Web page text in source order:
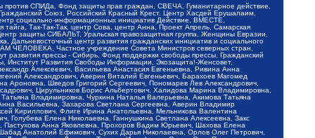
СПИДа, Фонд защиты прав граждан, СВЕЧА, Гуманитарное действие,
Союз, Российский Красный Крест, Центр Хасдей Ерушалаим,
социально-информационных инициатив Действие, ВМЕСТЕ,
Так-Так-Так, центр Сова, центр Анна, Проект Апрель, Самарская
защиты СИБАЛЬТ, Уральская правозащитная группа, Женщины Евразии,
Дальневосточный центр развития гражданских инициатив и социального
ЧЕЛОВЕКА, Частное учреждение Совета Министров северных стран,
прессы - Сибирь, Фонд поддержки свободы прессы, Гражданский
Институт Развития Свободы Информации, Экозащита!-Женсовет,
Алексеевич, Васильева Анастасия Евгеньевна, Ривина Анна
Александрович, Аверин Виталий Евгеньевич, Барахоев Магомед
Шведов Григорий Сергеевич, Пономарев Лев Александрович,
Цирульников Борис Альбертович, Халидова Марина Владимировна,
Владимировна, Чуркина Наталья Валерьевна, Акимова Татьяна
Васильевна, Захарова Светлана Сергеевна, Аверин Владимир
Кириллович, Флиге Ирина Анатольевна, Мельникова Валентина
Елена Николаевна, Ганнушкина Светлана Алексеевна, Закс
Анна Яковлевна, Прохоров Вадим Юрьевич, Шахова Елена
Анатолий Ефимович, Сухих Дарья Николаевна, Орлов Олег Петрович,